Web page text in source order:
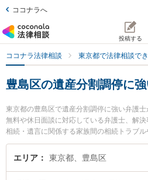
ココナラへ
投稿する
ココナラ法律相談 東京都で法律相談で
豊島区の遺産分割調停に
東京都の豊島区で遺産分割調停に強い弁護
無料や休日面談に対応している弁護士、解決
相続・遺言に関係する家族間の相続トラブ
かな分野での絞り込み検索もでき便利です
怜志弁護士やEarth＆法律事務所の竹中 翔弁
エリア 東京都、豊島区